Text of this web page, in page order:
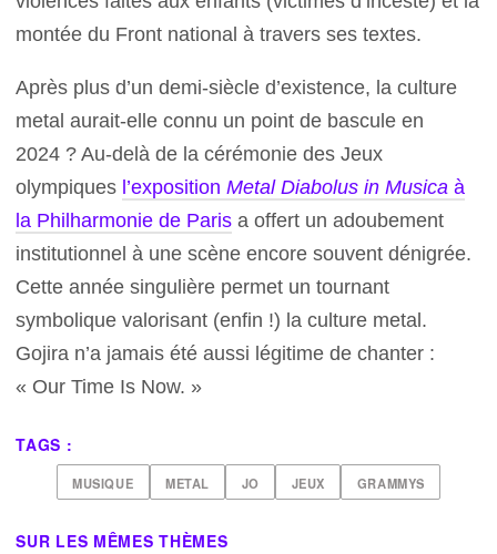
montée du Front national à travers ses textes.
Après plus d’un demi-siècle d’existence, la culture
metal aurait-elle connu un point de bascule en
2024 ? Au-delà de la cérémonie des Jeux
olympiques l’expositionMetal Diabolus in Musica à
la Philharmonie de Paris a offert un adoubement
institutionnel à une scène encore souvent dénigrée.
Cette année singulière permet un tournant
symbolique valorisant (enfin !) la culture metal.
Gojira n’a jamais été aussi légitime de chanter :
« Our Time Is Now. »
TAGS :
MUSIQUE METAL JO JEUX GRAMMYS
SUR LES MÊMES THÈMES